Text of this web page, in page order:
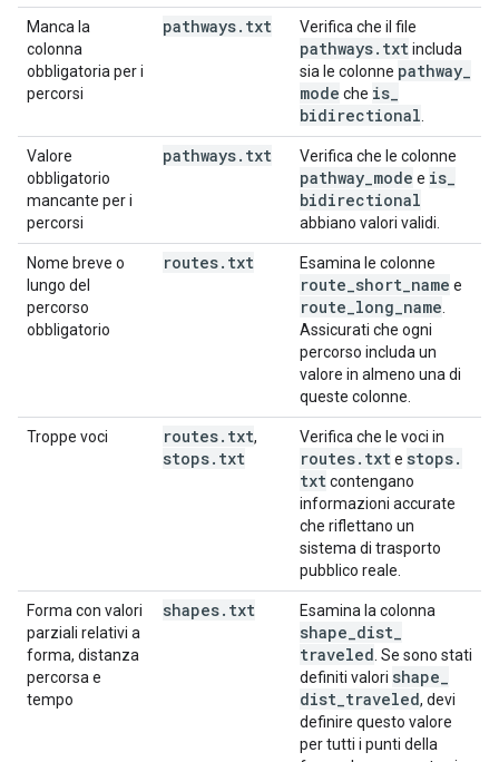
Manca la
colonna
obbligatoria per i
percorsi
pathways. txt Verifica che il file
pathways. txtincluda
sia le colonne pathway
mode che is
bidirectional
Valore
obbligatorio
mancante per i
percorsi
pathways. txt Verifica che le colonne
pathway mode e is
bidirectional
abbiano valori validi.
Nome breve o
lungo del
percorso
obbligatorio
routes. txt Esamina le colonne
route short name e
route long name
Assicurati che ogni
percorso includa un
valore in almeno una di
queste colonne.
Troppe voci routes. txt,
stops. txt
Verifica che le voci in
routes. txte stops.
txtcontengano
informazioni accurate
che riflettano un
sistema di trasporto
pubblico reale.
Forma con valori
parziali relativi a
forma, distanza
percorsa e
tempo
shapes. txt Esamina la colonna
shape dist
traveled . Se sono stati
definiti valori shape
dist traveled, devi
definire questo valore
per tutti i punti della